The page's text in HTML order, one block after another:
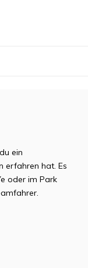
ein
erfahren hat. Es
oder im Park